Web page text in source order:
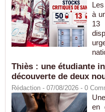
à
Thiès : une étudiante
découverte de deux
Rédaction - 07/08/2026 - 0
en